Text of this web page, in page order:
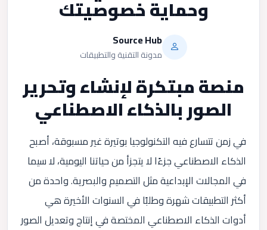
وحماية خصوصيتك
Source Hub
مدونة التقنية والتطبيقات
منصة مبتكرة لإنشاء وتحرير
الصور بالذكاء الاصطناعي
في زمن تتسارع فيه التكنولوجيا بوتيرة غير مسبوقة، أصبح
الذكاء الاصطناعي جزءًا لا يتجزأ من حياتنا اليومية، لا سيما
في المجالات الإبداعية مثل التصميم والبصرية. واحدة من
أكثر التطبيقات شهرة وطلبًا في السنوات الأخيرة هي
أدوات الذكاء الاصطناعي المختصة في إنتاج وتعديل الصور